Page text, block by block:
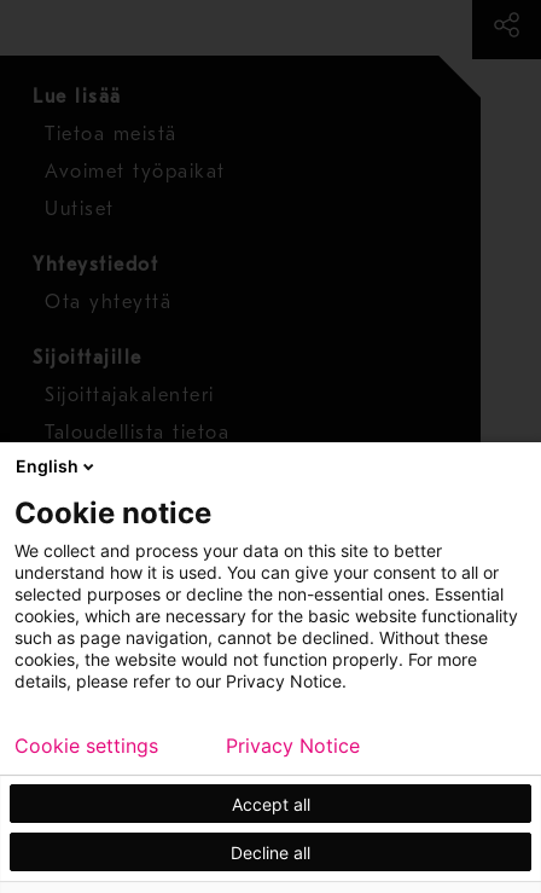
Lue lisää
Tietoa meistä
Avoimet työpaikat
Uutiset
Yhteystiedot
Ota yhteyttä
Sijoittajille
Sijoittajakalenteri
Taloudellista tietoa
Osakkeet
Raportoi huolenaihe
Whistleblower-työkalu
Copyright © 2026 Metso
Sivukartta
Käyttöehdot
Tietosuoja Tavaramerkit
English
Cookie notice
We collect and process your data on this site to better
understand how it is used. You can give your consent to all or
selected purposes or decline the non-essential ones. Essential
cookies, which are necessary for the basic website functionality
such as page navigation, cannot be declined. Without these
cookies, the website would not function properly. For more
details, please refer to our Privacy Notice.
Accept all
Decline all
Cookie settings Privacy Notice